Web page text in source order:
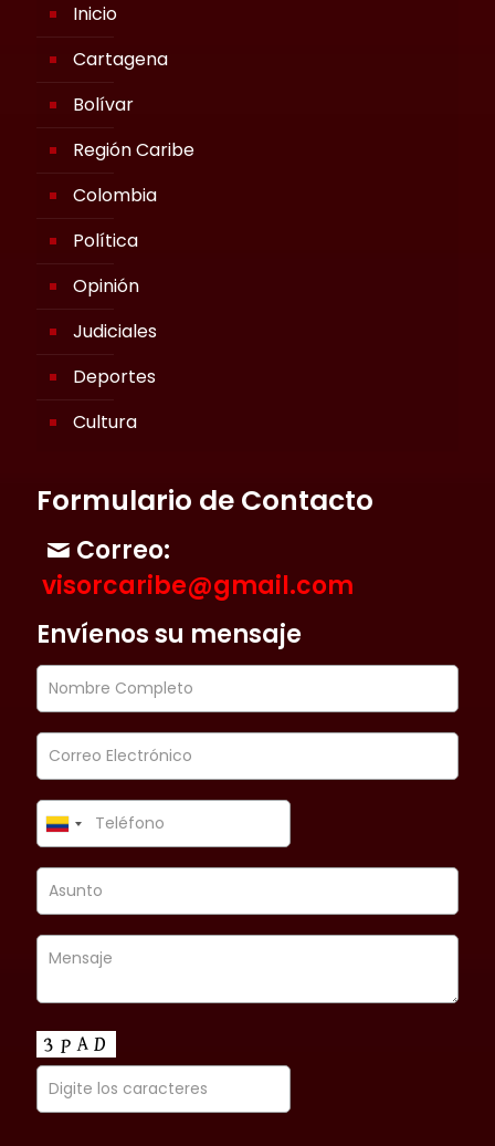
Inicio
Cartagena
Bolívar
Región Caribe
Colombia
Política
Opinión
Judiciales
Deportes
Cultura
Formulario de Contacto
Correo:
visorcaribe@gmail.com
Envíenos su mensaje